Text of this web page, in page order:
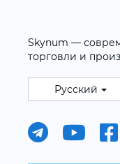
Skynum —
торговли и
Русский